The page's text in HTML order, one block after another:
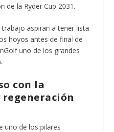
de la Ryder Cup 2031.
aspiran a tener lista
hoyos antes de final de
uno de los grandes
con la
uno de los pilares